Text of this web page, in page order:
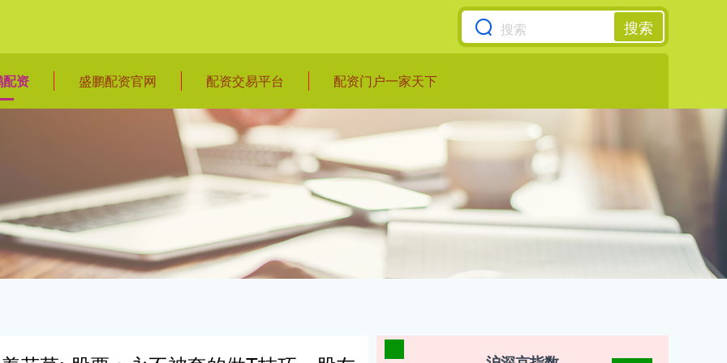
搜索
资 盛鹏配资官网 配资交易平台 配资门户一家天下